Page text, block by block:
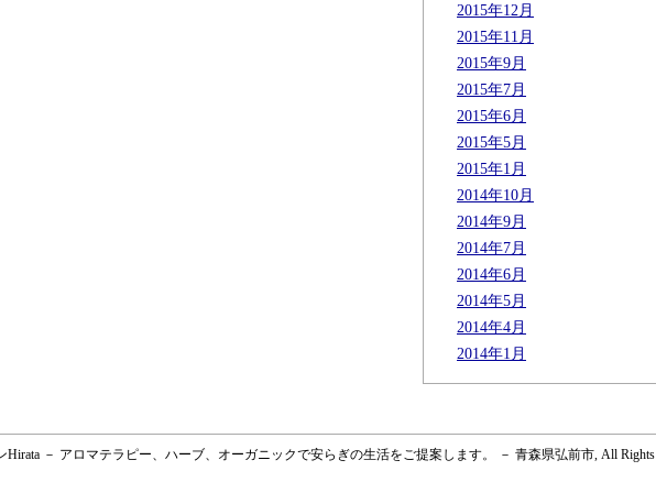
2015年12月
2015年11月
2015年9月
2015年7月
2015年6月
2015年5月
2015年1月
2014年10月
2014年9月
2014年7月
2014年6月
2014年5月
2014年4月
2014年1月
Hirata － アロマテラピー、ハーブ、オーガニックで安らぎの生活をご提案します。 － 青森県弘前市, All Rights